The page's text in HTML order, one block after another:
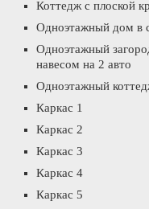
Коттедж с плоской
Одноэтажный дом в
Одноэтажный
навесом на 2 авто
Одноэтажный
Каркас 1
Каркас 2
Каркас 3
Каркас 4
Каркас 5